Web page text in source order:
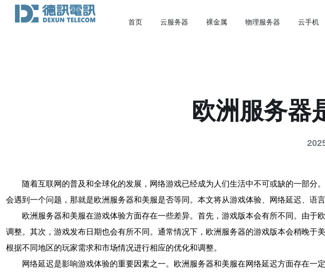
首页 云服务器 裸金属 物理服务器 云手机
欧洲服务器
随着互联网的普及和全球化的发展，网络游戏已经成为人们生活中不可或缺的一部
会遇到一个问题，那就是欧洲服务器和美服是否等同。本文将从游戏体验、网络延迟、语
欧洲服务器和美服在游戏体验方面存在一些差异。首先，游戏版本会有所不同。由
调整。其次，游戏发布日期也会有所不同。通常情况下，欧洲服务器的游戏版本会稍晚
根据不同地区的玩家需求和市场情况进行相应的优化和调整。
网络延迟是影响游戏体验的重要因素之一。欧洲服务器和美服在网络延迟方面存在